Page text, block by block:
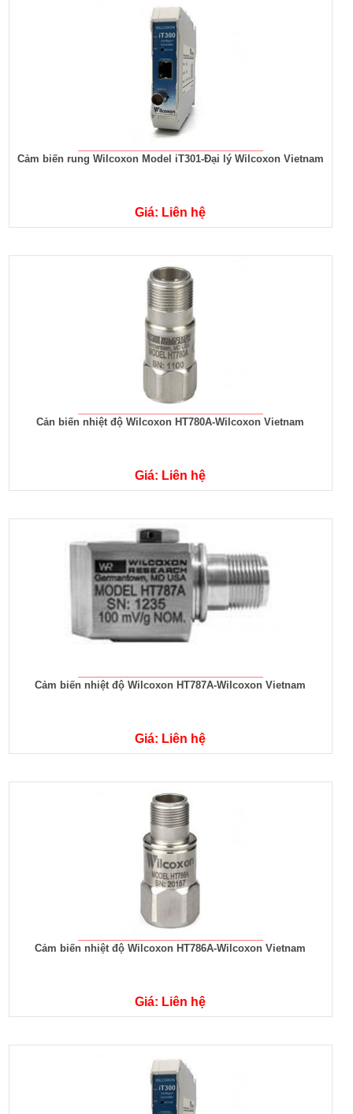
Cảm biến rung Wilcoxon Model iT301-Đại lý Wilcoxon Vietnam
Giá: Liên hệ
Cản biến nhiệt độ Wilcoxon HT780A-Wilcoxon Vietnam
Giá: Liên hệ
Cảm biến nhiệt độ Wilcoxon HT787A-Wilcoxon Vietnam
Giá: Liên hệ
Cảm biến nhiệt độ Wilcoxon HT786A-Wilcoxon Vietnam
Giá: Liên hệ